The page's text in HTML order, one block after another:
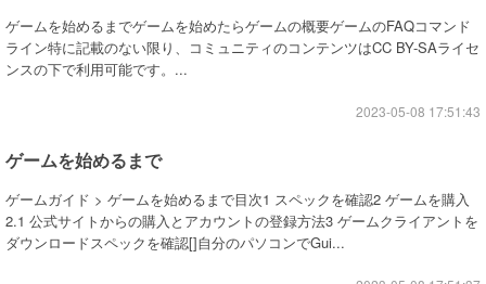
ゲームを始めるまでゲームを始めたらゲームの概要ゲームのFAQコマンド
ライン特に記載のない限り、コミュニティのコンテンツはCC BY-SAライセ
ンスの下で利用可能です。...
2023-05-08 17:51:43
ゲームを始めるまで
ゲームガイド > ゲームを始めるまで目次1 スペックを確認2 ゲームを購入
2.1 公式サイトからの購入とアカウントの登録方法3 ゲームクライアントを
ダウンロードスペックを確認[]自分のパソコンでGui...